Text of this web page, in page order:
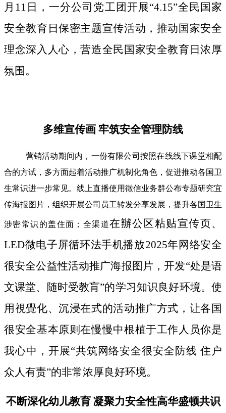
月11日，一分公司党工团开展“4.15”全民国家
安全教育日保密主题宣传活动，推动国家安全
理念深入人心，营造全民国家安全教育日浓厚
氛围。
多维宣传画 牢筑安全管理防线
营销活动期间内，一份有限公司按照在线线下课堂相配
合的方试，多方面起着活动推广机制化角色，促进推动各国卫
生常识进一步常见。线上直播使用徵信业务群公布专题研究宜
传海报图片，组织开展公司员工转发分享发展，提升各国卫生
涉密常识的盖住面；全渠道在辦公区粘贴宣传页、
LED微电子屏循环法手机播放2025年网络安全
很安全公益性活动推广海报图片，开发“处是语
文课堂、随时受教肓”的学习知识良好环境。使
用視覺化、沉浸在式的活动推广方式，让各国
很安全基本原则在慢慢中根植于工作人员你是
我心中，开展“共筑网络安全很安全防线 住户
众人有责”的非常浓厚良好环境。
不断深化幼儿教育 凝聚力安全性高华盛顿共识